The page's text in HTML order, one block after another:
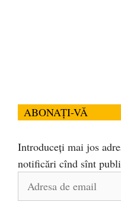
ABONAȚI-VĂ
Introduceți mai jos
notificări cînd sînt
Adresa